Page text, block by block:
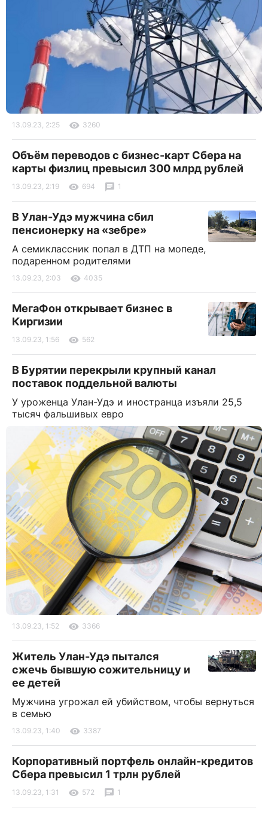
13.09.23, 2:25 3260
Объём переводов с бизнес-карт Сбера на
карты физлиц превысил 300 млрд рублей
13.09.23, 2:19 694 1
В Улан-Удэ мужчина сбил
пенсионерку на «зебре»
А семиклассник попал в ДТП на мопеде,
подаренном родителями
13.09.23, 2:03 4035
МегаФон открывает бизнес в
Киргизии
13.09.23, 1:56 562
В Бурятии перекрыли крупный канал
поставок поддельной валюты
У уроженца Улан-Удэ и иностранца изъяли 25,5
тысяч фальшивых евро
13.09.23, 1:52 3366
Житель Улан-Удэ пытался
сжечь бывшую сожительницу и
ее детей
Мужчина угрожал ей убийством, чтобы вернуться
в семью
13.09.23, 1:40 3387
Корпоративный портфель онлайн-кредитов
Сбера превысил 1 трлн рублей
13.09.23, 1:31 572 1